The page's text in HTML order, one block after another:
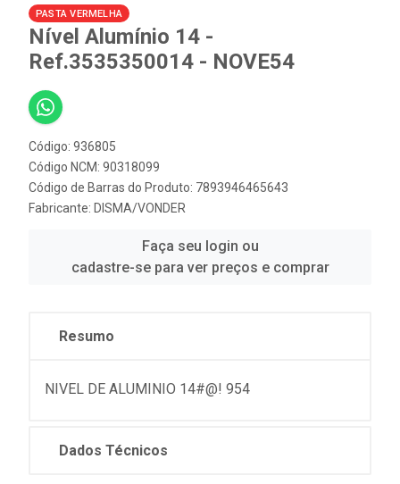
PASTA VERMELHA
Nível Alumínio 14 -
Ref.3535350014 - NOVE54
Código: 936805
Código NCM: 90318099
Código de Barras do Produto: 7893946465643
Fabricante: DISMA/VONDER
Faça seu login ou
cadastre-se para ver preços e comprar
Resumo
NIVEL DE ALUMINIO 14#@! 954
Dados Técnicos